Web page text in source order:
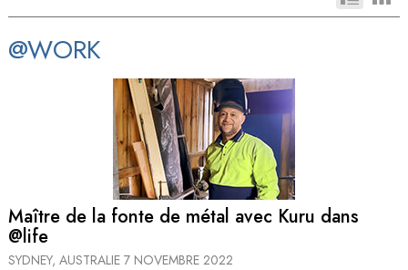
@WORK
Maître de la fonte de métal avec Kuru dans
@life
SYDNEY, AUSTRALIE 7 NOVEMBRE 2022